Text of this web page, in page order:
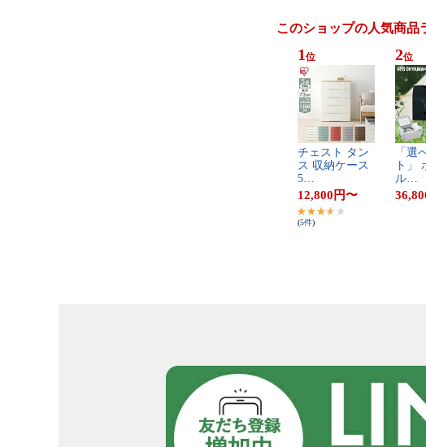
このショップの人気商品
1 位
チ​ェ​ス​ト​ ​タ​ン​
ス​ ​収​納​ケ​ー​ス​ ​
5​…
12,800 円〜
(5件)
2位
「​選​
ト​」​
ル​…